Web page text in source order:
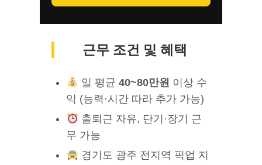
근무 조건 및 혜택
일 평균 40~80만원 이상 수
익 (능력·시간 따라 추가 가능)
출퇴근 자유, 단기·장기 근
무 가능
경기도 광주 전지역 픽업 지